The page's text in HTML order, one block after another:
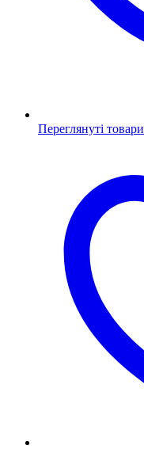
Переглянуті товари